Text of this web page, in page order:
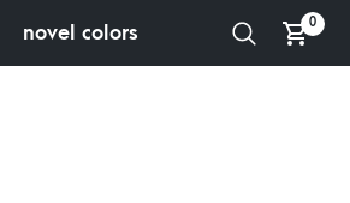
novel colors 0